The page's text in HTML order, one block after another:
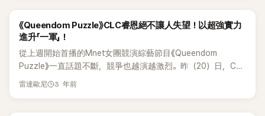
有粉絲直言：「她沒能在睿恩見面會上台、沒參加週年直播，現
在連CLC重聚演唱會都無法出席。我們真的要相信這一切都只
是單純的行程衝突嗎？」 更有人將怒火直接指向有眞目前所屬
公司，認為公司限制她參與CLC相關活動。 6月1日，CLC官方
公開最新團體照片，畫面中出現除了有眞之外的所有成員，也
權恩彬這 10 年來與Cube娛樂一同成長，成為代表公司的藝人
之一，也真心為即將展開新旅程的演員權恩彬應援。」 權恩彬
自 2016 年隨 CLC 出道後，憑藉團內忙內形象打開知名度，後
來除了歌手活動外，也積極跨足戲劇圈，陸續出演《壞爸爸》、
《Dear.M》、《放學後戰爭活動》等作品，逐步累積演員代表作。
腦袋都會浮現特定形象，他(梁世燦)不是那樣的」接著補充「必須
要像是丁海寅那樣的才行」 然而梁世燦卻打破全炫茂的幻想，
比著自己的臉說「不過，現實中的教會歐巴通常都是長這樣」讓
全場不禁噴笑。 睿恩則解釋所謂教會歐巴的由來「我們是同個
地方(東豆川)出身的，因為他真的很有名，身邊認識他的人也很
《Queendom Puzzle》CLC睿恩絕不讓人失望！以超強實力
進升「一軍」！
從上週開始首播的Mnet女團競演綜藝節目《Queendom
Puzzle》一直話題不斷，競爭也越演越激烈。昨（20）日，CLC
出身的睿恩更上演了一場超實力表演創造了傳奇舞台，吸引了
雷達歐尼 3 年前